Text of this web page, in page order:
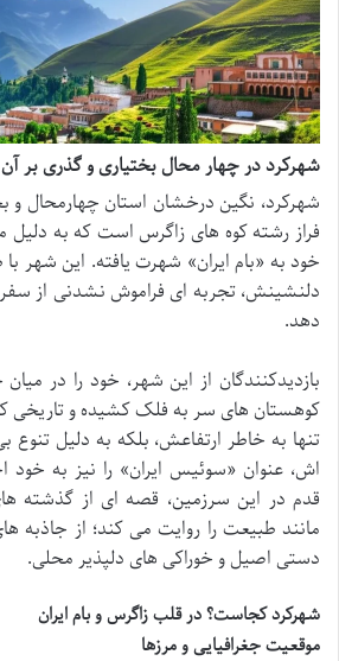
شهرکرد در چهار محال بختیاری و گذری بر آن
شهرکرد، نگین درخشان استان چهارمحال و
فراز رشته کوه های زاگرس است که به
خود به «بام ایران» شهرت یافته. این شهر
دلنشینش، تجربه ای فراموش نشدنی از سفر
دهد.
بازدیدکنندگان از این شهر، خود را در
کوهستان های سر به فلک کشیده و تاریخی
تنها به خاطر ارتفاعش، بلکه به دلیل
اش، عنوان «سوئیس ایران» را نیز به
قدم در این سرزمین، قصه ای از گذشته
مانند طبیعت را روایت می کند؛ از جاذبه
دستی اصیل و خوراکی های دلپذیر محلی.
شهرکرد کجاست؟ در قلب زاگرس و بام ایران
موقعیت جغرافیایی و مرزها